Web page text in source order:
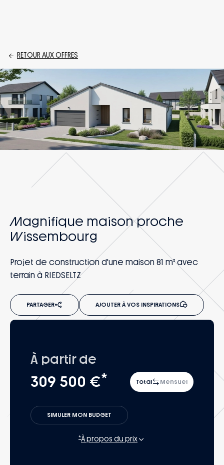
RETOUR AUX OFFRES
Magnifique maison proche
Wissembourg
Projet de construction d'une maison 81 m² avec
terrain à RIEDSELTZ
PARTAGER AJOUTER À VOS INSPIRATIONS
À partir de
309 500 €* Total Mensuel
SIMULER MON BUDGET
*À propos du prix